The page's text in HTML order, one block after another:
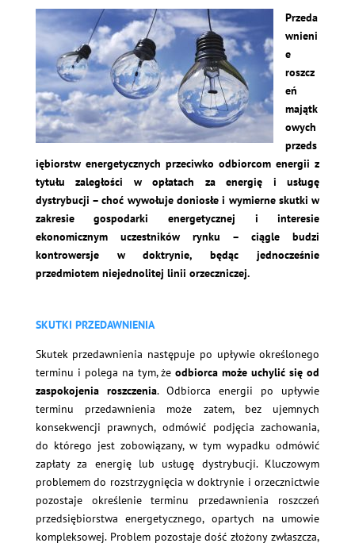
Przeda
wnieni
e
roszcz
eń
majątk
owych
przeds
iębiorstw energetycznych przeciwko odbiorcom energii z
tytułu zaległości w opłatach za energię i usługę
dystrybucji – choć wywołuje doniosłe i wymierne skutki w
zakresie gospodarki energetycznej i interesie
ekonomicznym uczestników rynku – ciągle budzi
kontrowersje w doktrynie, będąc jednocześnie
przedmiotem niejednolitej linii orzeczniczej.
SKUTKI PRZEDAWNIENIA
Skutek przedawnienia następuje po upływie określonego
terminu i polega na tym, żeodbiorca może uchylić się od
zaspokojenia roszczenia. Odbiorca energii po upływie
terminu przedawnienia może zatem, bez ujemnych
konsekwencji prawnych, odmówić podjęcia zachowania,
do którego jest zobowiązany, w tym wypadku odmówić
zapłaty za energię lub usługę dystrybucji. Kluczowym
problemem do rozstrzygnięcia w doktrynie i orzecznictwie
pozostaje określenie terminu przedawnienia roszczeń
przedsiębiorstwa energetycznego, opartych na umowie
kompleksowej. Problem pozostaje dość złożony zwłaszcza,